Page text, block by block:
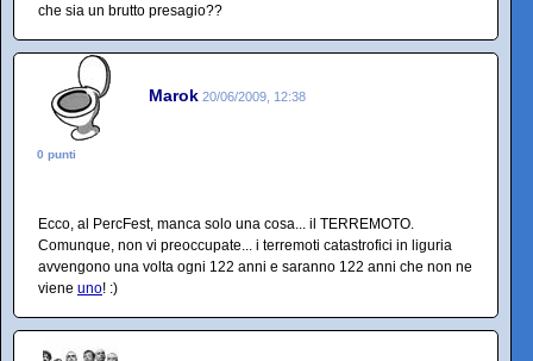
che sia un brutto presagio??
Marok 20/06/2009, 12:38
0 punti
Ecco, al PercFest, manca solo una cosa... il TERREMOTO.
Comunque, non vi preoccupate... i terremoti catastrofici in liguria
avvengono una volta ogni 122 anni e saranno 122 anni che non ne
viene uno! :)